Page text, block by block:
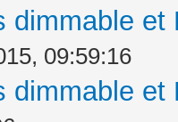
dimmable
09:59:16
dimmable